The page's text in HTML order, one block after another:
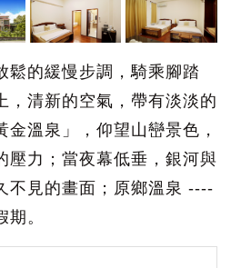
鬆的緩慢步調，騎乘腳踏
，清新的空氣，帶有淡淡的
溫泉」，仰望山巒景色，
壓力；當夜幕低垂，銀河與
不見的畫面；原鄉溫泉 ----
。